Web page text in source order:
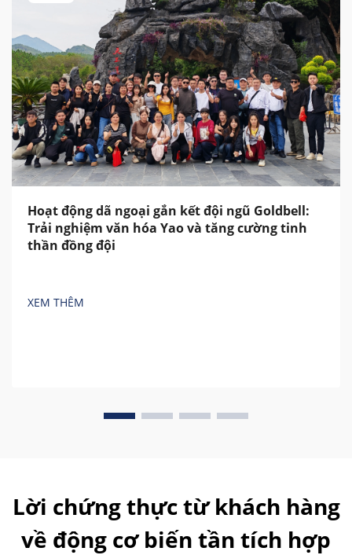
Hoạt động dã ngoại gắn kết đội ngũ Goldbell:
Trải nghiệm văn hóa Yao và tăng cường tinh
thần đồng đội
XEM THÊM
Lời chứng thực từ khách hàng
về động cơ biến tần tích hợp